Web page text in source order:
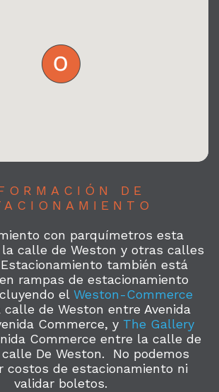
DE
con parquímetros esta
calle de Weston y otras calles
también está
rampas de estacionamiento
el Weston-Commerce
calle de Weston entre Avenida
Commerce, y The Gallery
Commerce entre la calle de
De Weston. No podemos
costos de estacionamiento ni
validar boletos.